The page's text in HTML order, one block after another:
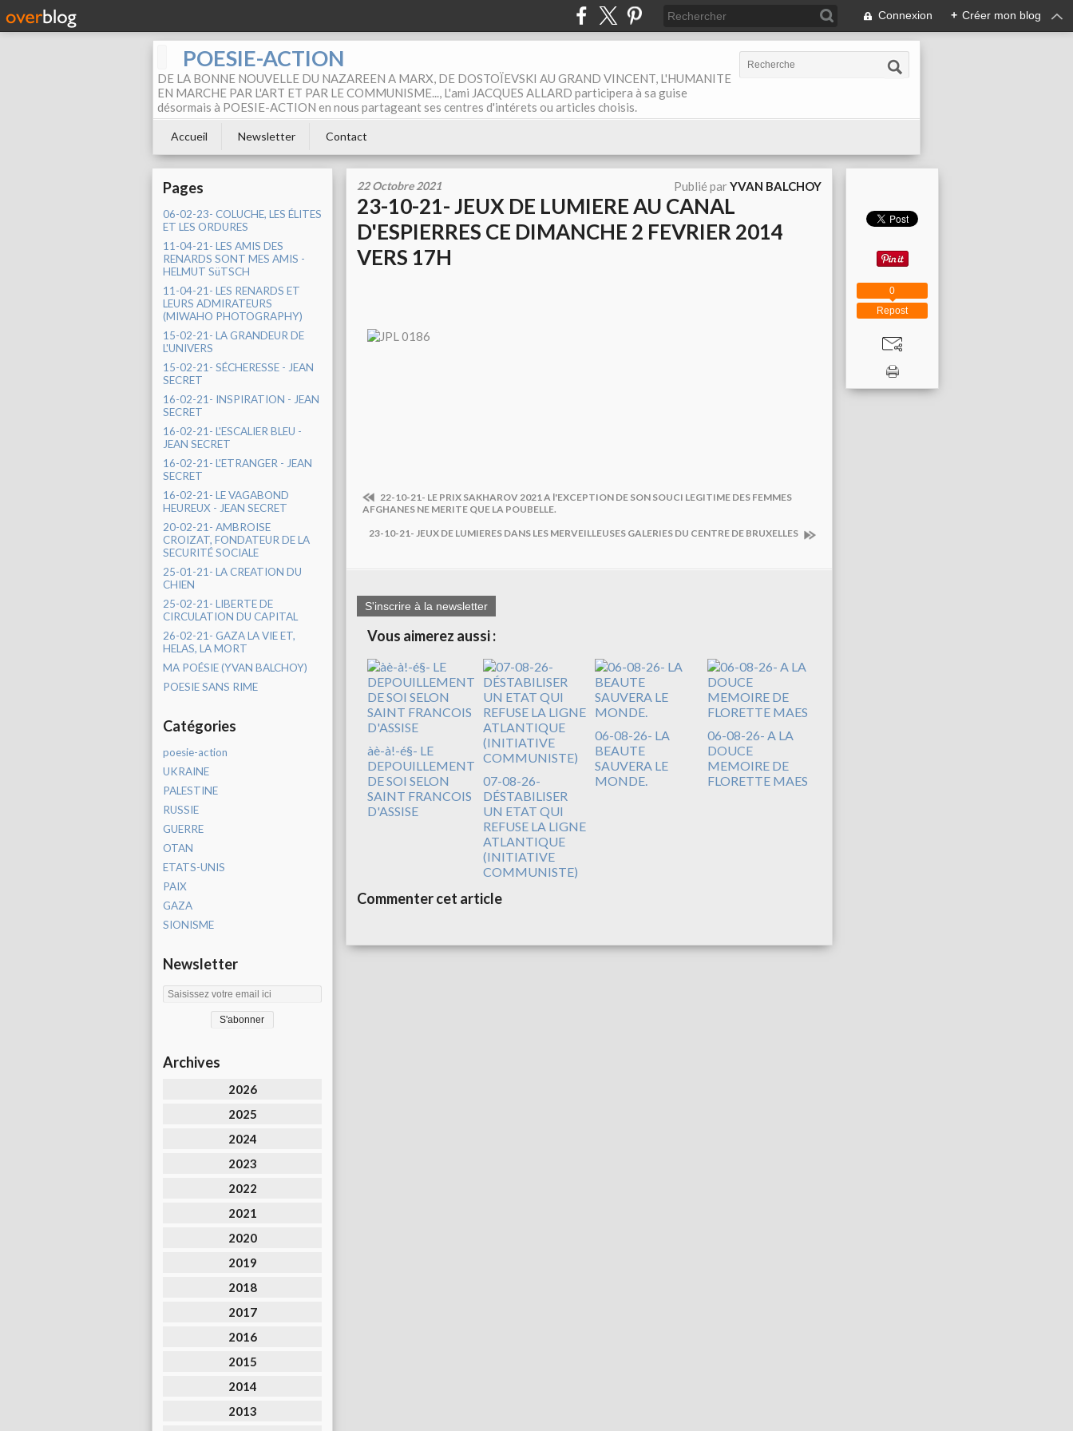
Connexion + Créer mon blog
POESIE-ACTION
DE LA BONNE NOUVELLE DU NAZAREEN A MARX, DE DOSTOÏEVSKI AU GRAND VINCENT, L'HUMANITE
EN MARCHE PAR L'ART ET PAR LE COMMUNISME..., L'ami JACQUES ALLARD participera à sa guise
désormais à POESIE-ACTION en nous partageant ses centres d'intérets ou articles choisis.
Accueil Newsletter Contact
Pages
06-02-23- COLUCHE, LES ÉLITES
ET LES ORDURES
11-04-21- LES AMIS DES
RENARDS SONT MES AMIS -
HELMUT SüTSCH
11-04-21- LES RENARDS ET
LEURS ADMIRATEURS
(MIWAHO PHOTOGRAPHY)
15-02-21- LA GRANDEUR DE
L'UNIVERS
15-02-21- SÉCHERESSE - JEAN
SECRET
16-02-21- INSPIRATION - JEAN
SECRET
16-02-21- L'ESCALIER BLEU -
JEAN SECRET
16-02-21- L'ETRANGER - JEAN
SECRET
16-02-21- LE VAGABOND
HEUREUX - JEAN SECRET
20-02-21- AMBROISE
CROIZAT, FONDATEUR DE LA
SECURITÉ SOCIALE
25-01-21- LA CREATION DU
CHIEN
25-02-21- LIBERTE DE
CIRCULATION DU CAPITAL
26-02-21- GAZA LA VIE ET,
HELAS, LA MORT
MA POÉSIE (YVAN BALCHOY)
POESIE SANS RIME
Catégories
poesie-action
UKRAINE
PALESTINE
RUSSIE
GUERRE
OTAN
ETATS-UNIS
PAIX
GAZA
SIONISME
Newsletter
Archives
2026
2025
2024
2023
2022
2021
2020
2019
2018
2017
2016
2015
2014
2013
22 Octobre 2021 Publié parYVAN BALCHOY
23-10-21- JEUX DE LUMIERE AU CANAL
D'ESPIERRES CE DIMANCHE 2 FEVRIER 2014
VERS 17H
22-10-21- LE PRIX SAKHAROV 2021 A l'EXCEPTION DE SON SOUCI LEGITIME DES FEMMES
AFGHANES NE MERITE QUE LA POUBELLE.
23-10-21- JEUX DE LUMIERES DANS LES MERVEILLEUSES GALERIES DU CENTRE DE BRUXELLES
S'inscrire à la newsletter
Vous aimerez aussi :
àè-à!-é§- LE
DEPOUILLEMENT
DE SOI SELON
SAINT FRANCOIS
D'ASSISE
07-08-26-
DÉSTABILISER
UN ETAT QUI
REFUSE LA LIGNE
ATLANTIQUE
(INITIATIVE
COMMUNISTE)
06-08-26- LA
BEAUTE
SAUVERA LE
MONDE.
06-08-26- A LA
DOUCE
MEMOIRE DE
FLORETTE MAES
Commenter cet article
Repost
0